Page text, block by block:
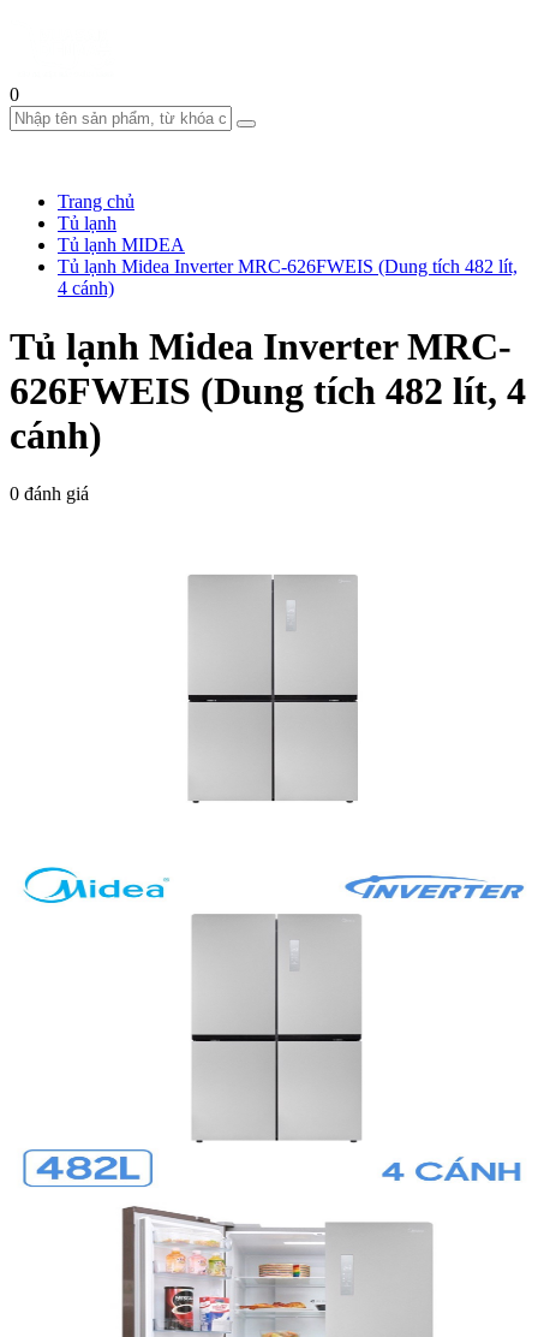
0
Trang chủ
Tủ lạnh
Tủ lạnh MIDEA
Tủ lạnh Midea Inverter MRC-626FWEIS (Dung tích 482 lít,
4 cánh)
Tủ lạnh Midea Inverter MRC-
626FWEIS (Dung tích 482 lít, 4
cánh)
0 đánh giá